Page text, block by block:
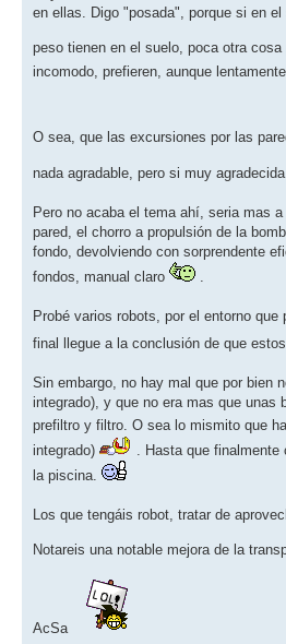
en ellas. Digo "posada", porque si en
peso tienen en el suelo, poca otra
incomodo, prefieren, aunque
O sea, que las excursiones por las
nada agradable, pero si muy
Pero no acaba el tema ahí, seria mas
pared, el chorro a propulsión de la
fondo, devolviendo con sorprendente
fondos, manual claro
Probé varios robots, por el entorno
final llegue a la conclusión de que
Sin embargo, no hay mal que por bien
integrado), y que no era mas que unas
prefiltro y filtro. O sea lo mismito que
integrado)
. Hasta que
la piscina.
Los que tengáis robot, tratar de
Notareis una notable mejora de la
AcSa